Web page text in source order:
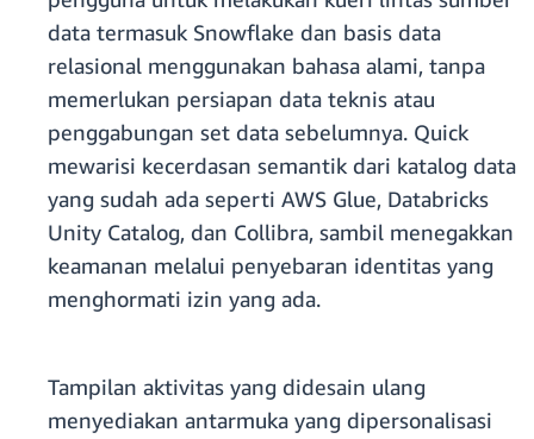
data termasuk Snowflake dan basis data
relasional menggunakan bahasa alami, tanpa
memerlukan persiapan data teknis atau
penggabungan set data sebelumnya. Quick
mewarisi kecerdasan semantik dari katalog data
yang sudah ada seperti AWS Glue, Databricks
Unity Catalog, dan Collibra, sambil menegakkan
keamanan melalui penyebaran identitas yang
menghormati izin yang ada.
Tampilan aktivitas yang didesain ulang
menyediakan antarmuka yang dipersonalisasi